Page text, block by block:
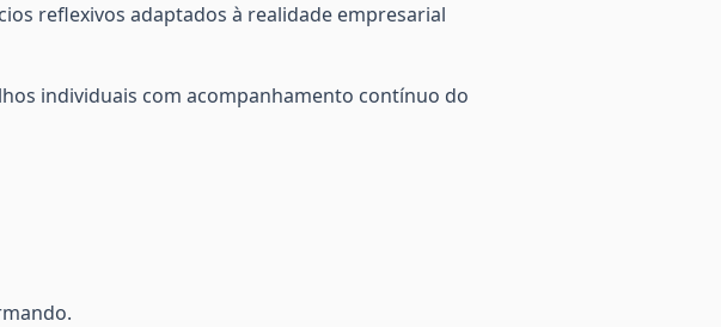
reflexivos adaptados à realidade empresarial
individuais com acompanhamento contínuo do